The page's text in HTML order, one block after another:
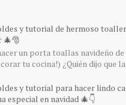
y tutorial de hermoso
🎄🎅
un porta toallas navideño
tu cocina!) ¿Quién dijo que
y tutorial para hacer lindo
especial en navidad 🎄👇